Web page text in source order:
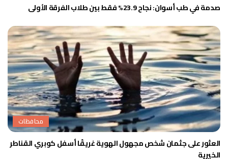
صدمة في طب أسوان: نجاح 23.9% فقط بين طلاب الفرقة الأولى
محافظات
العثور على جثمان شخص مجهول الهوية غريقًا أسفل كوبري القناطر
الخيرية